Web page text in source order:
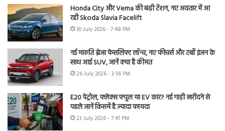
Honda City और Verna की बढ़ी टेंशन, नए अवतार में आ
रही Skoda Slavia Facelift
30 July 2026 - 7:48 PM
नई मारुति ब्रेजा फेसलिफ्ट लॉन्च, नए फीचर्स और टर्बो इंजन के
साथ आई SUV, जानें क्या है कीमत
26 July 2026 - 3:56 PM
E20 पेट्रोल, फ्लेक्स फ्यूल या EV कार? नई गाड़ी खरीदने से
पहले जानें किसमें है ज्यादा फायदा
23 July 2026 - 7:41 PM